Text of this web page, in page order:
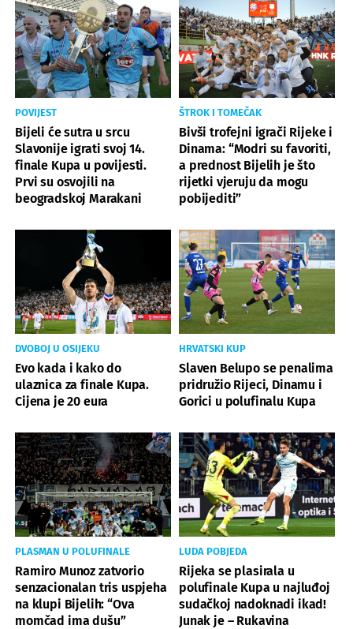
POVIJEST
Bijeli će sutra u srcu
Slavonije igrati svoj 14.
finale Kupa u povijesti.
Prvi su osvojili na
beogradskoj Marakani
ŠTROK I TOMEČAK
Bivši trofejni igrači Rijeke i
Dinama: “Modri su favoriti,
a prednost Bijelih je što
rijetki vjeruju da mogu
pobijediti”
DVOBOJ U OSIJEKU
Evo kada i kako do
ulaznica za finale Kupa.
Cijena je 20 eura
HRVATSKI KUP
Slaven Belupo se penalima
pridružio Rijeci, Dinamu i
Gorici u polufinalu Kupa
PLASMAN U POLUFINALE
Ramiro Munoz zatvorio
senzacionalan tris uspjeha
na klupi Bijelih: “Ova
momčad ima dušu”
LUDA POBJEDA
Rijeka se plasirala u
polufinale Kupa u najluđoj
sudačkoj nadoknadi ikad!
Junak je – Rukavina